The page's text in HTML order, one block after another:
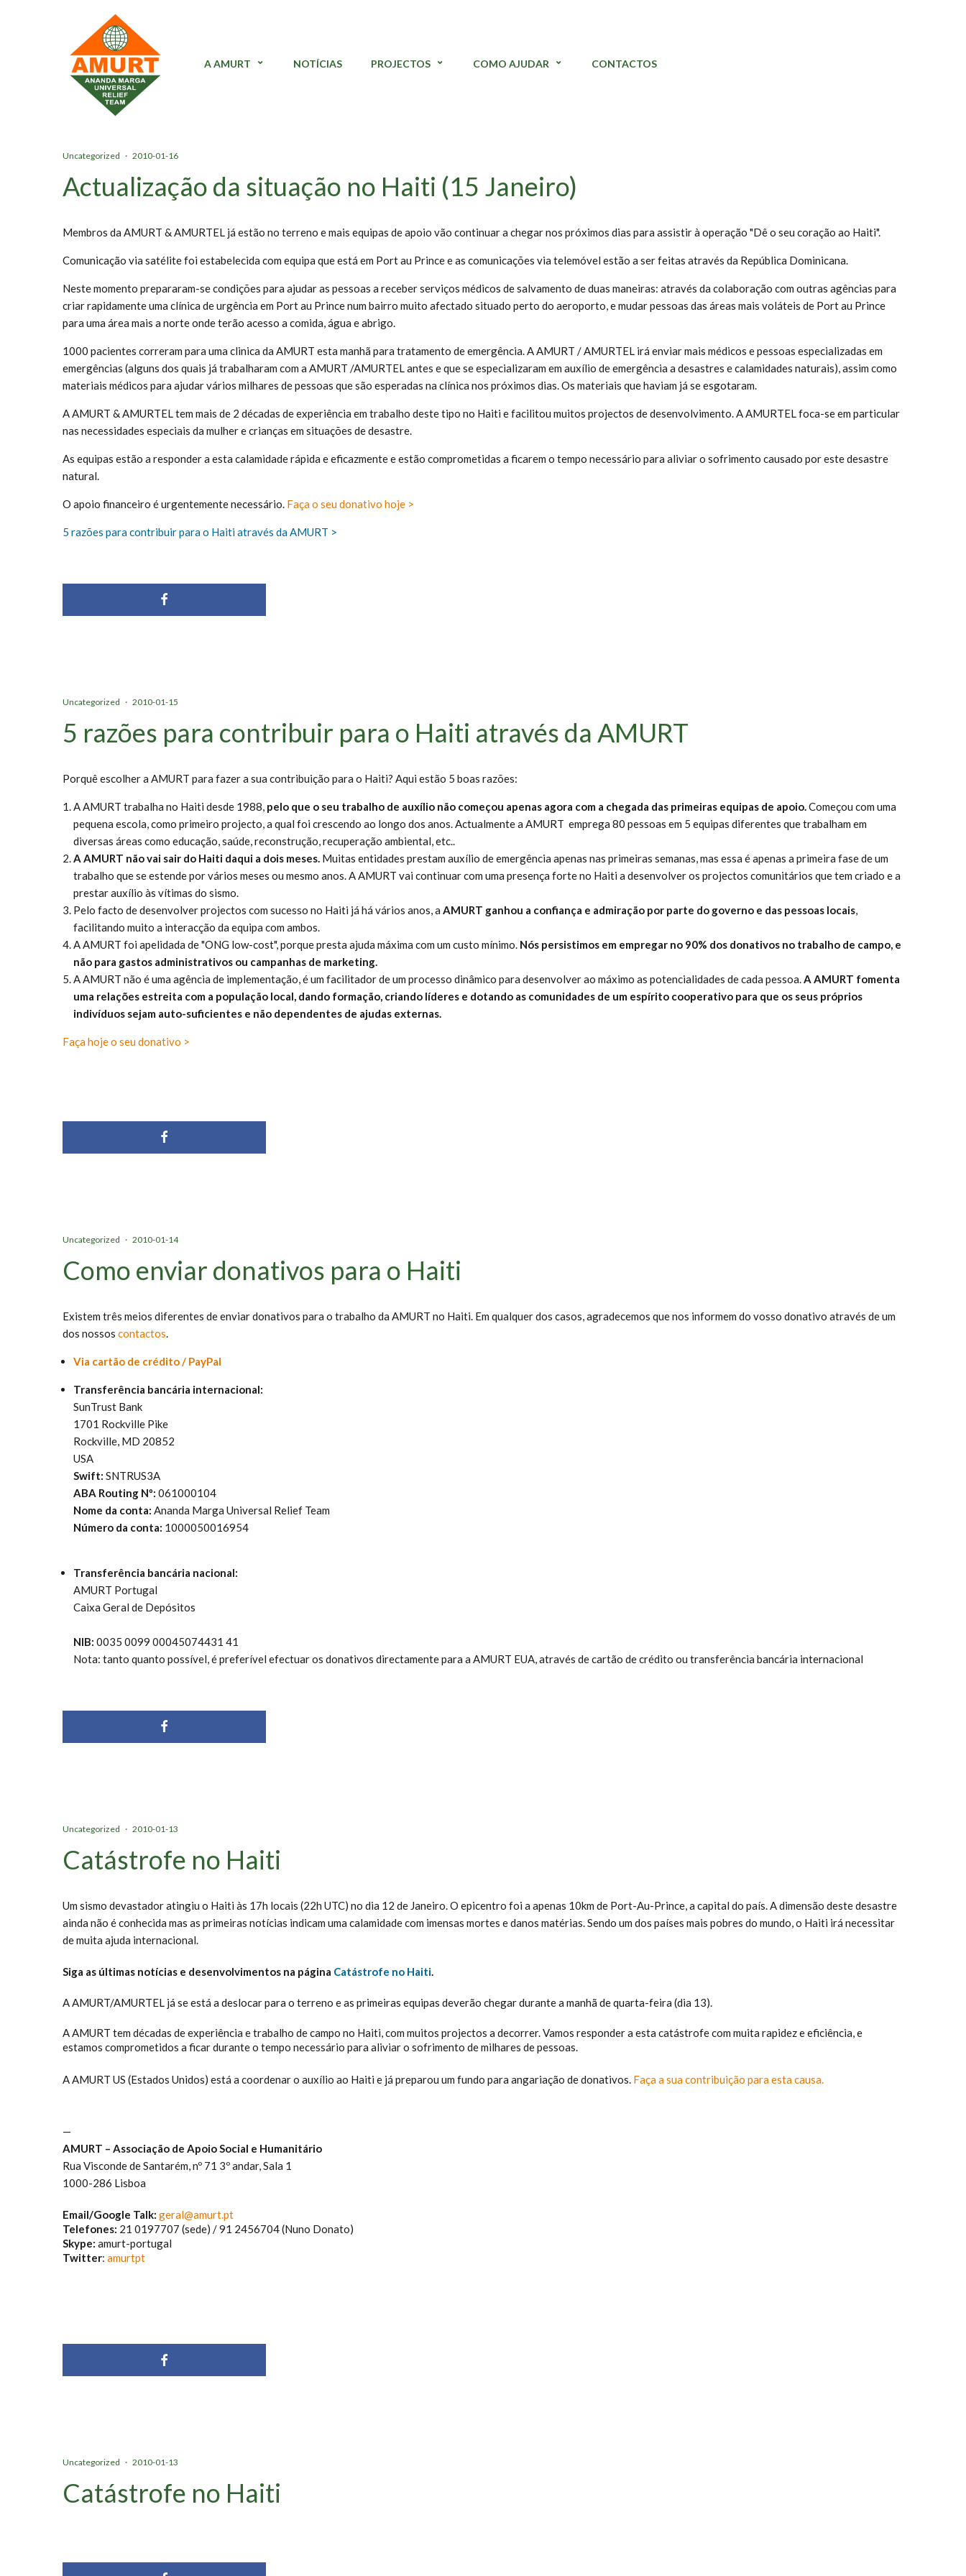
A AMURT NOTÍCIAS PROJECTOS COMO AJUDAR CONTACTOS
Uncategorized · 2010-01-16
Actualização da situação no Haiti (15 Janeiro)
Membros da AMURT & AMURTEL já estão no terreno e mais equipas de apoio vão continuar a chegar nos próximos dias para assistir à operação "Dê o seu coração ao Haiti".
Comunicação via satélite foi estabelecida com equipa que está em Port au Prince e as comunicações via telemóvel estão a ser feitas através da República Dominicana.
Neste momento prepararam-se condições para ajudar as pessoas a receber serviços médicos de salvamento de duas maneiras: através da colaboração com outras agências para
criar rapidamente uma clínica de urgência em Port au Prince num bairro muito afectado situado perto do aeroporto, e mudar pessoas das áreas mais voláteis de Port au Prince
para uma área mais a norte onde terão acesso a comida, água e abrigo.
1000 pacientes correram para uma clinica da AMURT esta manhã para tratamento de emergência. A AMURT / AMURTEL irá enviar mais médicos e pessoas especializadas em
emergências (alguns dos quais já trabalharam com a AMURT /AMURTEL antes e que se especializaram em auxílio de emergência a desastres e calamidades naturais), assim como
materiais médicos para ajudar vários milhares de pessoas que são esperadas na clínica nos próximos dias. Os materiais que haviam já se esgotaram.
A AMURT & AMURTEL tem mais de 2 décadas de experiência em trabalho deste tipo no Haiti e facilitou muitos projectos de desenvolvimento. A AMURTEL foca-se em particular
nas necessidades especiais da mulher e crianças em situações de desastre.
As equipas estão a responder a esta calamidade rápida e eficazmente e estão comprometidas a ficarem o tempo necessário para aliviar o sofrimento causado por este desastre
natural.
O apoio financeiro é urgentemente necessário. Faça o seu donativo hoje >
5 razões para contribuir para o Haiti através da AMURT >
Uncategorized · 2010-01-15
5 razões para contribuir para o Haiti através da AMURT
Porquê escolher a AMURT para fazer a sua contribuição para o Haiti? Aqui estão 5 boas razões:
A AMURT trabalha no Haiti desde 1988, pelo que o seu trabalho de auxílio não começou apenas agora com a chegada das primeiras equipas de apoio. Começou com uma
pequena escola, como primeiro projecto, a qual foi crescendo ao longo dos anos. Actualmente a AMURT emprega 80 pessoas em 5 equipas diferentes que trabalham em
diversas áreas como educação, saúde, reconstrução, recuperação ambiental, etc..
A AMURT não vai sair do Haiti daqui a dois meses. Muitas entidades prestam auxílio de emergência apenas nas primeiras semanas, mas essa é apenas a primeira fase de um
trabalho que se estende por vários meses ou mesmo anos. A AMURT vai continuar com uma presença forte no Haiti a desenvolver os projectos comunitários que tem criado e a
prestar auxílio às vítimas do sismo.
Pelo facto de desenvolver projectos com sucesso no Haiti já há vários anos, a AMURT ganhou a confiança e admiração por parte do governo e das pessoas locais
facilitando muito a interacção da equipa com ambos.
A AMURT foi apelidada de "ONG low-cost", porque presta ajuda máxima com um custo mínimo. Nós persistimos em empregar no 90% dos donativos no trabalho de campo, e
não para gastos administrativos ou campanhas de marketing.
A AMURT não é uma agência de implementação, é um facilitador de um processo dinâmico para desenvolver ao máximo as potencialidades de cada pessoa. A AMURT fomenta
uma relações estreita com a população local, dando formação, criando líderes e dotando as comunidades de um espírito cooperativo para que os seus próprios
indivíduos sejam auto-suficientes e não dependentes de ajudas externas.
Faça hoje o seu donativo >
Uncategorized · 2010-01-14
Como enviar donativos para o Haiti
Existem três meios diferentes de enviar donativos para o trabalho da AMURT no Haiti. Em qualquer dos casos, agradecemos que nos informem do vosso donativo através de um
dos nossos contactos
Via cartão de crédito / PayPal
Transferência bancária internacional:
SunTrust Bank
1701 Rockville Pike
Rockville, MD 20852
USA
Swift: SNTRUS3A
ABA Routing Nº: 061000104
Nome da conta: Ananda Marga Universal Relief Team
Número da conta: 1000050016954
Transferência bancária nacional:
AMURT Portugal
Caixa Geral de Depósitos
NIB: 0035 0099 00045074431 41
Nota: tanto quanto possível, é preferível efectuar os donativos directamente para a AMURT EUA, através de cartão de crédito ou transferência bancária internacional
Uncategorized · 2010-01-13
Catástrofe no Haiti
Um sismo devastador atingiu o Haiti às 17h locais (22h UTC) no dia 12 de Janeiro. O epicentro foi a apenas 10km de Port-Au-Prince, a capital do país. A dimensão deste desastre
ainda não é conhecida mas as primeiras notícias indicam uma calamidade com imensas mortes e danos matérias. Sendo um dos países mais pobres do mundo, o Haiti irá necessitar
de muita ajuda internacional.
Siga as últimas notícias e desenvolvimentos na página Catástrofe no Haiti.
A AMURT/AMURTEL já se está a deslocar para o terreno e as primeiras equipas deverão chegar durante a manhã de quarta-feira (dia 13).
A AMURT tem décadas de experiência e trabalho de campo no Haiti, com muitos projectos a decorrer. Vamos responder a esta catástrofe com muita rapidez e eficiência, e
estamos comprometidos a ficar durante o tempo necessário para aliviar o sofrimento de milhares de pessoas.
A AMURT US (Estados Unidos) está a coordenar o auxílio ao Haiti e já preparou um fundo para angariação de donativos. Faça a sua contribuição para esta causa.
—
AMURT – Associação de Apoio Social e Humanitário
Rua Visconde de Santarém, nº 71 3º andar, Sala 1
1000-286 Lisboa
Email/Google Talk: geral@amurt.pt
Telefones: 21 0197707 (sede) / 91 2456704 (Nuno Donato)
Skype: amurt-portugal
Twitter: amurtpt
Uncategorized · 2010-01-13
Catástrofe no Haiti